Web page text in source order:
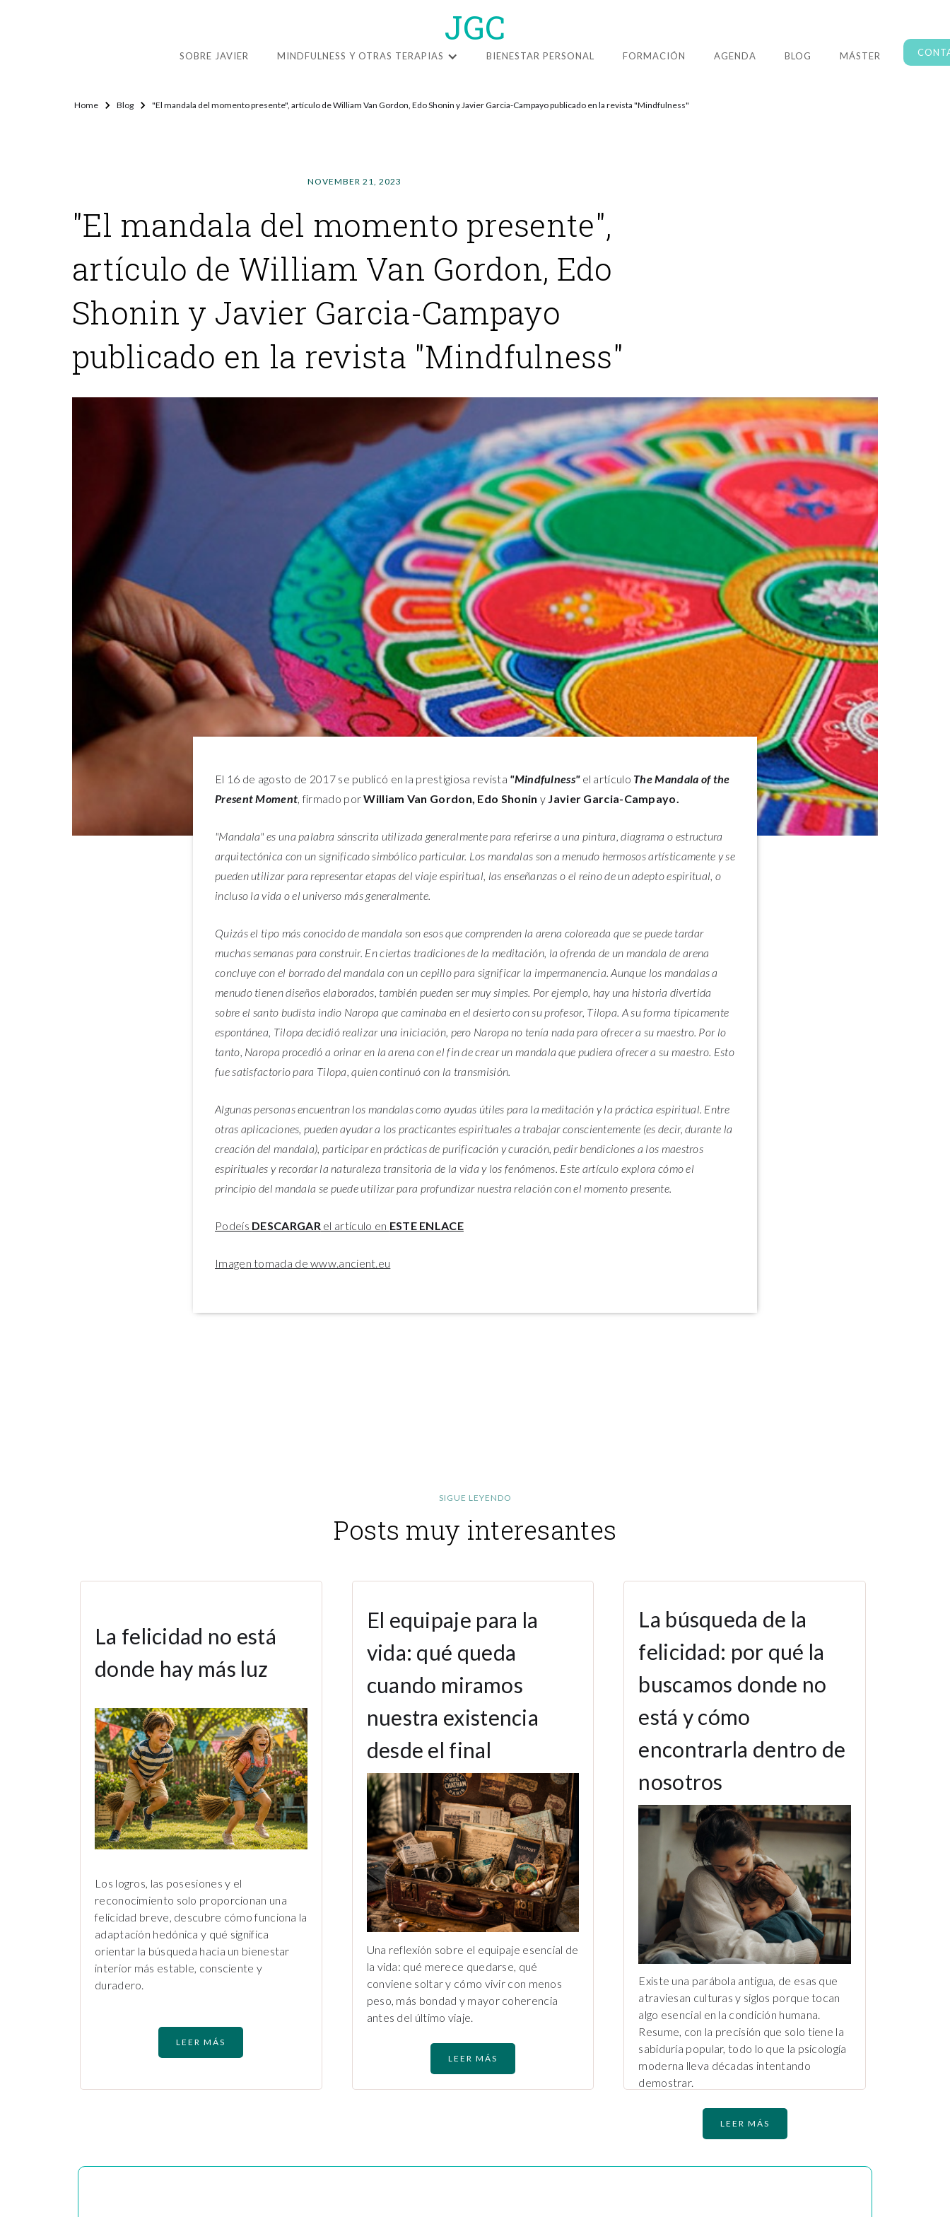
JGC
SOBRE JAVIER MINDFULNESS Y OTRAS TERAPIAS BIENESTAR PERSONAL FORMACIÓN AGENDA BLOG MÁSTER
Home Blog "El mandala del momento presente", artículo de William Van Gordon, Edo Shonin y Javier Garcia-Campayo publicado en la revista "Mindfulness"
NOVEMBER 21, 2023
"El mandala del momento presente",
artículo de William Van Gordon, Edo
Shonin y Javier Garcia-Campayo
publicado en la revista "Mindfulness"
El 16 de agosto de 2017 se publicó en la prestigiosa revista "Mindfulness"el artículo The Mandala of the
Present Moment, firmado porWilliam Van Gordon, Edo Shonin y Javier Garcia-Campayo.
"Mandala" es una palabra sánscrita utilizada generalmente para referirse a una pintura, diagrama o estructura
arquitectónica con un significado simbólico particular. Los mandalas son a menudo hermosos artísticamente y se
pueden utilizar para representar etapas del viaje espiritual, las enseñanzas o el reino de un adepto espiritual, o
incluso la vida o el universo más generalmente.
Quizás el tipo más conocido de mandala son esos que comprenden la arena coloreada que se puede tardar
muchas semanas para construir. En ciertas tradiciones de la meditación, la ofrenda de un mandala de arena
concluye con el borrado del mandala con un cepillo para significar la impermanencia. Aunque los mandalas a
menudo tienen diseños elaborados, también pueden ser muy simples. Por ejemplo, hay una historia divertida
sobre el santo budista indio Naropa que caminaba en el desierto con su profesor, Tilopa. A su forma típicamente
espontánea, Tilopa decidió realizar una iniciación, pero Naropa no tenía nada para ofrecer a su maestro. Por lo
tanto, Naropa procedió a orinar en la arena con el fin de crear un mandala que pudiera ofrecer a su maestro. Esto
fue satisfactorio para Tilopa, quien continuó con la transmisión.
Algunas personas encuentran los mandalas como ayudas útiles para la meditación y la práctica espiritual. Entre
otras aplicaciones, pueden ayudar a los practicantes espirituales a trabajar conscientemente (es decir, durante la
creación del mandala), participar en prácticas de purificación y curación, pedir bendiciones a los maestros
espirituales y recordar la naturaleza transitoria de la vida y los fenómenos. Este artículo explora cómo el
principio del mandala se puede utilizar para profundizar nuestra relación con el momento presente.
Podeís DESCARGARel artículo en ESTE ENLACE
Imagen tomada de www.ancient.eu
SIGUE LEYENDO
Posts muy interesantes
La felicidad no está
donde hay más luz
Los logros, las posesiones y el
reconocimiento solo proporcionan una
felicidad breve, descubre cómo funciona la
adaptación hedónica y qué significa
orientar la búsqueda hacia un bienestar
interior más estable, consciente y
duradero.
LEER MÁS
El equipaje para la
vida: qué queda
cuando miramos
nuestra existencia
desde el final
Una reflexión sobre el equipaje esencial de
la vida: qué merece quedarse, qué
conviene soltar y cómo vivir con menos
peso, más bondad y mayor coherencia
antes del último viaje.
LEER MÁS
La búsqueda de la
felicidad: por qué la
buscamos donde no
está y cómo
encontrarla dentro de
nosotros
Existe una parábola antigua, de esas que
atraviesan culturas y siglos porque tocan
algo esencial en la condición humana.
Resume, con la precisión que solo tiene la
sabiduría popular, todo lo que la psicología
moderna lleva décadas intentando
demostrar.
LEER MÁS